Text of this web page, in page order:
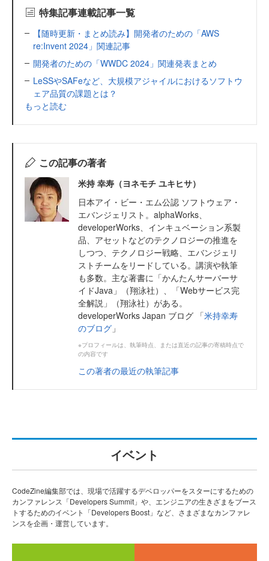
特集記事連載記事一覧
【随時更新・まとめ読み】開発者のための「AWS
re:Invent 2024」関連記事
開発者のための「WWDC 2024」関連発表まとめ
LeSSやSAFeなど、大規模アジャイルにおけるソフトウ
ェア品質の課題とは？
もっと読む
この記事の著者
米持 幸寿（ヨネモチ ユキヒサ）
日本アイ・ビー・エム公認 ソフトウェア・
エバンジェリスト。alphaWorks、
developerWorks、インキュベーション系製
品、アセットなどのテクノロジーの推進を
しつつ、テクノロジー戦略、エバンジェリ
ストチームをリードしている。講演や執筆
も多数。主な著書に「かんたんサーバーサ
イドJava」（翔泳社）、「Webサービス完
全解説」（翔泳社）がある。
developerWorks Japan ブログ 「米持幸寿
のブログ 」
※プロフィールは、執筆時点、または直近の記事の寄稿時点で
の内容です
この著者の最近の執筆記事
イベント
CodeZine編集部では、現場で活躍するデベロッパーをスターにするための
カンファレンス「Developers Summit」や、エンジニアの生きざまをブース
トするためのイベント「Developers Boost」など、さまざまなカンファレ
ンスを企画・運営しています。